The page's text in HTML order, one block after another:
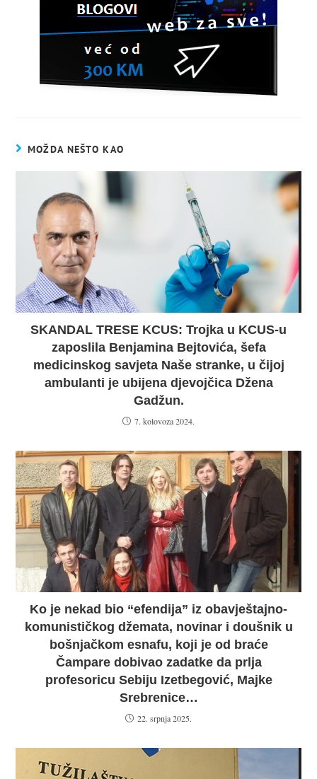
MOŽDA NEŠTO KAO
SKANDAL TRESE KCUS: Trojka u KCUS-u
zaposlila Benjamina Bejtovića, šefa
medicinskog savjeta Naše stranke, u čijoj
ambulanti je ubijena djevojčica Džena
Gadžun.
7. kolovoza 2024.
Ko je nekad bio “efendija” iz obavještajno-
komunističkog džemata, novinar i doušnik u
bošnjačkom esnafu, koji je od braće
Čampare dobivao zadatke da prlja
profesoricu Sebiju Izetbegović, Majke
Srebrenice…
22. srpnja 2025.